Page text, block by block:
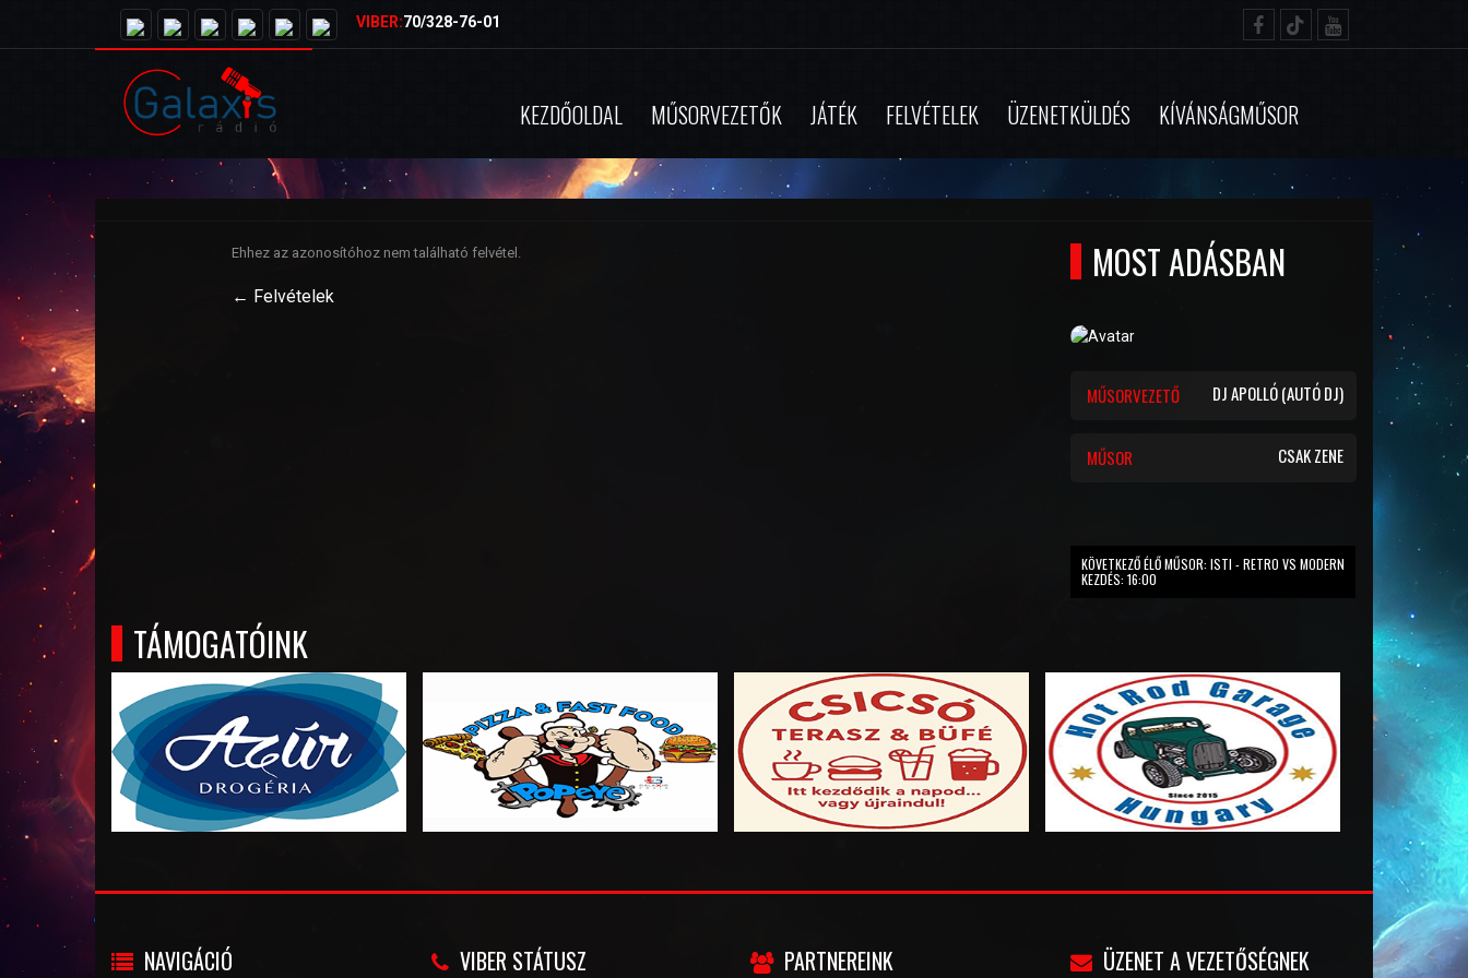
VIBER:70/328-76-01
KEZDŐOLDAL MŰSORVEZETŐK JÁTÉK FELVÉTELEK ÜZENETKÜLDÉS KÍVÁNSÁGMŰSOR
Ehhez az azonosítóhoz nem található felvétel.
← Felvételek
MOST ADÁSBAN
MŰSORVEZETŐ DJ APOLLÓ (AUTÓ DJ)
MŰSOR CSAK ZENE
KÖVETKEZŐ ÉLŐ MŰSOR: ISTI - RETRO VS MODERN
KEZDÉS: 16:00
TÁMOGATÓINK
NAVIGÁCIÓ VIBER STÁTUSZ PARTNEREINK ÜZENET A VEZETŐSÉGNEK